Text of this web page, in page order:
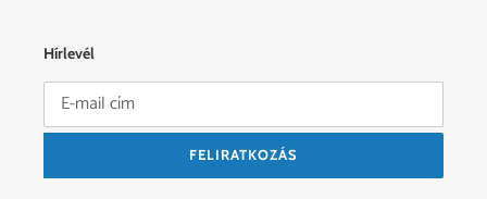
Hírlevél
FELIRATKOZÁS